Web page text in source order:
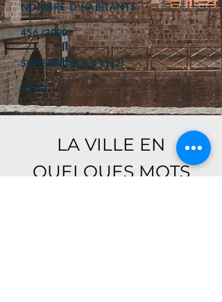
NOMBRE D'HABITANTS
456 (2020)
SUPERFICIE (en km2)
12,42
LA VILLE EN
QUELQUES MOTS